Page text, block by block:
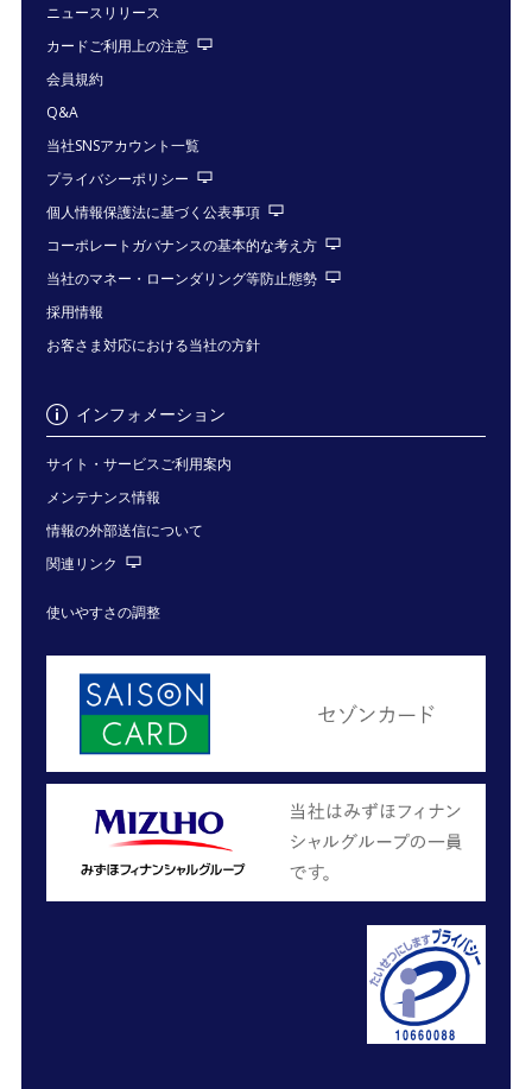
ニュースリリース
カードご利用上の注意
会員規約
Q&A
当社SNSアカウント一覧
プライバシーポリシー
個人情報保護法に基づく公表事項
コーポレートガバナンスの基本的な考え方
当社のマネー・ローンダリング等防止態勢
採用情報
お客さま対応における当社の方針
インフォメーション
サイト・サービスご利用案内
メンテナンス情報
情報の外部送信について
関連リンク
使いやすさの調整